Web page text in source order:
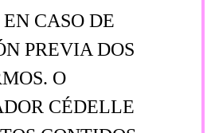
CASO DE
PREVIA DOS
O
CÉDELLE